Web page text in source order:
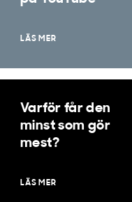
LÄS MER
Varför får den
minst som gör
mest?
LÄS MER